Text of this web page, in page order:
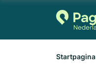
Startpagina